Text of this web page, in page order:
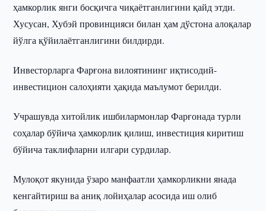
ҳамкорлик янги босқичга чиқаётганлигини қайд этди.
Хусусан, Хубэй провинцияси билан ҳам дўстона алоқалар
йўлга қўйилаётганлигини билдирди.
Инвесторларга Фарғона вилоятининг иқтисодий-
инвестицион салоҳияти ҳақида маълумот берилди.
Учрашувда хитойлик ишбилармонлар Фарғонада турли
соҳалар бўйича ҳамкорлик қилиш, инвестиция киритиш
бўйича таклифларни илгари сурдилар.
Мулоқот якунида ўзаро манфаатли ҳамкорликни янада
кенгайтириш ва аниқ лойиҳалар асосида иш олиб